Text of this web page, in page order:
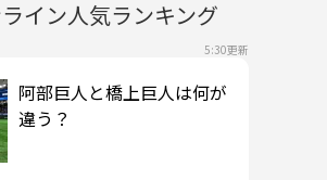
イン人気ランキング
5:30更新
阿部巨人と橋上巨人は何が
違う？